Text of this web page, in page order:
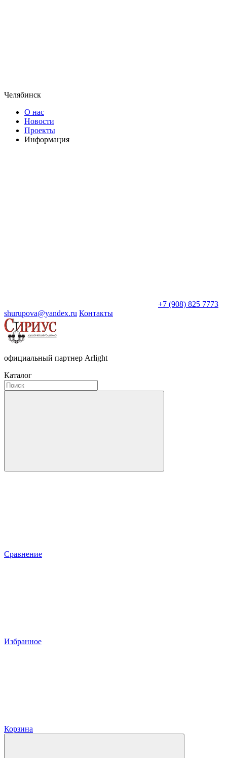
Челябинск
О нас
Новости
Проекты
Информация
+7 (908) 825 7773
shurupova@yandex.ru Контакты
официальный партнер Arlight
Каталог
Сравнение
Избранное
Корзина